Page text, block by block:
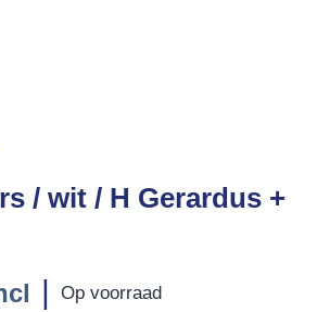
/ wit / H Gerardus +
| Op voorraad